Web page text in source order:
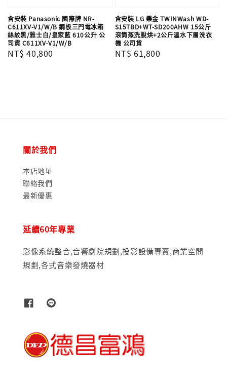
含安裝 Panasonic 國際牌 NR-
C611XV-V1/W/B 鋼板三門電冰箱
絲紋黑/雅士白/皇家藍 610公升 公
司貨 C611XV-V1/W/B
Regular
NT$ 40,800
含安裝 LG 樂金 TWINWash WD-
S15TBD+WT-SD200AHW 15公斤
滾筒蒸洗脫烘+2公斤溫水下層洗衣
機 公司貨
Regular
NT$ 61,800
關於我們
本店地址
聯絡我們
最新優惠
延續60年專業
影像系統整合,音響劇院規劃,投影設備專賣,商業空間
規劃,各式音樂發燒器材